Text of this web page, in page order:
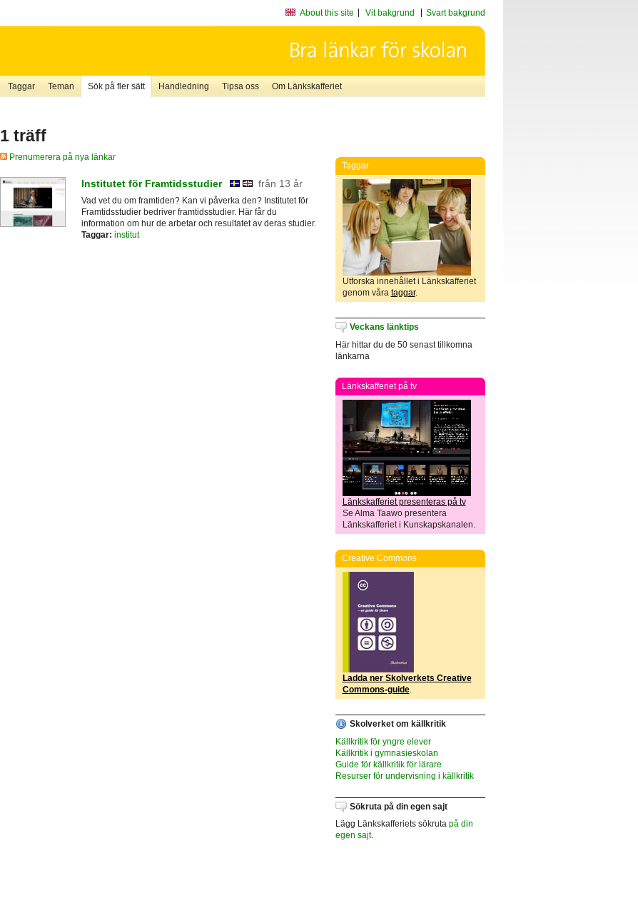
About this site Vit bakgrund Svart bakgrund
Taggar Teman Sök på fler sätt Handledning Tipsa oss Om Länkskafferiet
1 träff
Prenumerera på nya länkar
Institutet för Framtidsstudier från 13 år
Vad vet du om framtiden? Kan vi påverka den? Institutet för
Framtidsstudier bedriver framtidsstudier. Här får du
information om hur de arbetar och resultatet av deras studier.
Taggar: institut
Taggar
Utforska innehållet i Länkskafferiet
genom våra taggar.
Veckans länktips
Här hittar du de 50 senast tillkomna
länkarna
Länkskafferiet på tv
Länkskafferiet presenteras på tv
Se Alma Taawo presentera
Länkskafferiet i Kunskapskanalen.
Creative Commons
Ladda ner Skolverkets Creative
Commons-guide.
Skolverket om källkritik
Källkritik för yngre elever
Källkritik i gymnasieskolan
Guide för källkritik för lärare
Resurser för undervisning i källkritik
Sökruta på din egen sajt
Lägg Länkskafferiets sökruta på din
egen sajt.